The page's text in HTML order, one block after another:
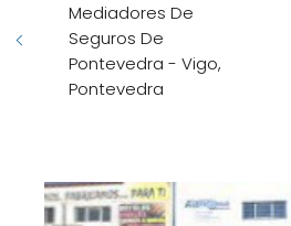
Mediadores De
Seguros De
Pontevedra - Vigo,
Pontevedra